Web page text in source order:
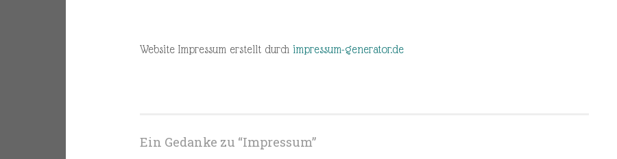
Website Impressum erstellt durch impressum-generator.de
Ein Gedanke zu “Impressum”